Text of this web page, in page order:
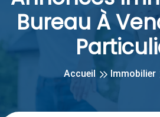
Bureau À
Accueil Immobilier